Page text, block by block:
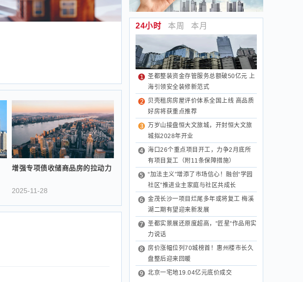
增强专项债收储商品房的拉动力
2025-11-28
24小时 本周 本月
圣都整装资金存管服务总额破50亿元 上
海引领安全装修新范式
贝壳租房房屋评价体系全国上线 高品质
好房将获重点推荐
万岁山接盘恒大文旅城，开封恒大文旅
城拟2028年开业
海口26个重点项目开工，力争2月底所
有项目复工（附11条保障措施）
“加法主义”增添了市场信心！融创“学园
社区”推进业主家庭与社区共成长
金茂长沙一项目烂尾多年或将复工 梅溪
湖二期有望迎来新发展
圣都实景展还原度超高，“匠星“作品用实
力说话
房价涨幅位列70城榜首！惠州楼市长久
盘整后迎来回暖
北京一宅地19.04亿元底价成交